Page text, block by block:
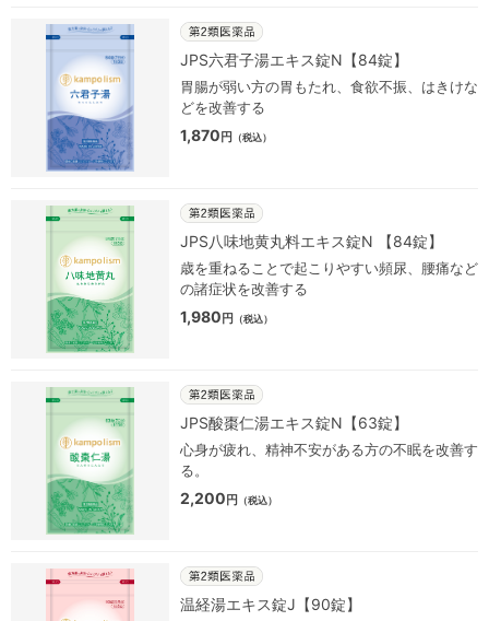
JPS六君子湯エキス錠N【84錠】
胃腸が弱い方の胃もたれ、食欲不振、はきけな
どを改善する
1,870 円 （税込）
JPS八味地黄丸料エキス錠N 【84錠】
歳を重ねることで起こりやすい頻尿、腰痛など
の諸症状を改善する
1,980 円 （税込）
JPS酸棗仁湯エキス錠N【63錠】
心身が疲れ、精神不安がある方の不眠を改善す
る。
2,200 円 （税込）
温経湯エキス錠J【90錠】